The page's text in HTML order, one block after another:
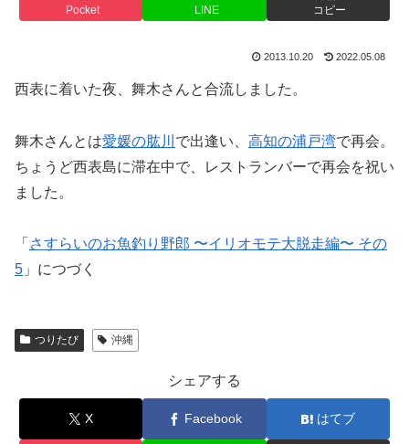
Pocket LINE コピー
2013.10.20 2022.05.08
西表に着いた夜、舞木さんと合流しました。
舞木さんとは愛媛の肱川 で出逢い、 高知の浦戸湾で再会。
ちょうど西表島に滞在中で、レストランバーで再会を祝い
ました。
「 さすらいのお魚釣り野郎 〜イリオモテ大脱走編〜 その
5 」につづく
つりたび 沖縄
シェアする
X Facebook はてブ